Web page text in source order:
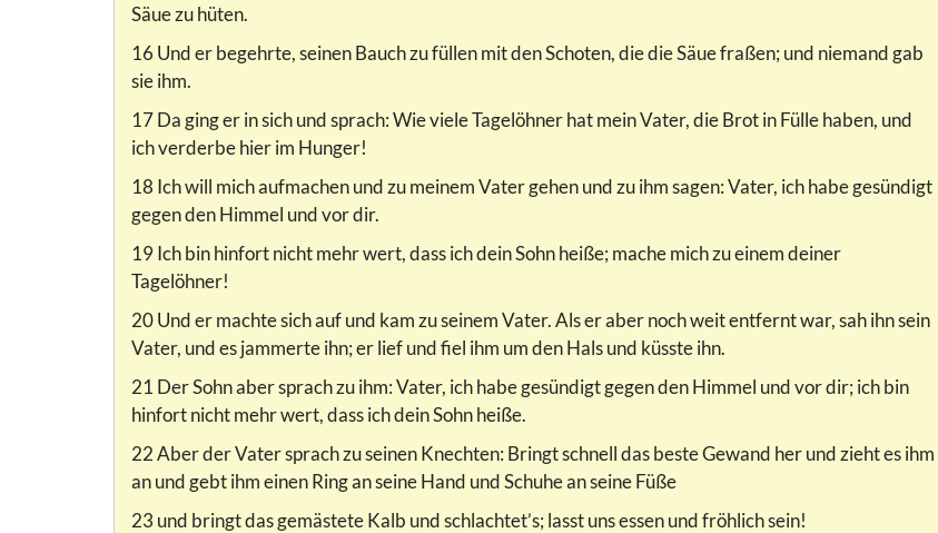
Säue zu hüten.
16 Und er begehrte, seinen Bauch zu füllen mit den Schoten, die die Säue fraßen; und niemand gab
sie ihm.
17 Da ging er in sich und sprach: Wie viele Tagelöhner hat mein Vater, die Brot in Fülle haben, und
ich verderbe hier im Hunger!
18 Ich will mich aufmachen und zu meinem Vater gehen und zu ihm sagen: Vater, ich habe gesündigt
gegen den Himmel und vor dir.
19 Ich bin hinfort nicht mehr wert, dass ich dein Sohn heiße; mache mich zu einem deiner
Tagelöhner!
20 Und er machte sich auf und kam zu seinem Vater. Als er aber noch weit entfernt war, sah ihn sein
Vater, und es jammerte ihn; er lief und fiel ihm um den Hals und küsste ihn.
21 Der Sohn aber sprach zu ihm: Vater, ich habe gesündigt gegen den Himmel und vor dir; ich bin
hinfort nicht mehr wert, dass ich dein Sohn heiße.
22 Aber der Vater sprach zu seinen Knechten: Bringt schnell das beste Gewand her und zieht es ihm
an und gebt ihm einen Ring an seine Hand und Schuhe an seine Füße
23 und bringt das gemästete Kalb und schlachtet’s; lasst uns essen und fröhlich sein!